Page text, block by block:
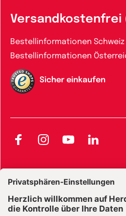
Versandkostenfrei
Bestellinformationen Schweiz
Bestellinformationen
Sicher einkaufen
FacebookInstagramYouTubeLinkedIn
Widerrufsbelehrung
Widerrufsbelehrung
Datenschutz Social Media